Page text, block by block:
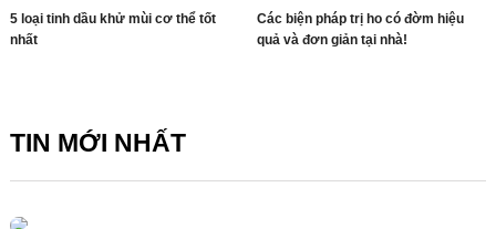
5 loại tinh dầu khử mùi cơ thể tốt
nhất
Các biện pháp trị ho có đờm hiệu
quả và đơn giản tại nhà!
TIN MỚI NHẤT